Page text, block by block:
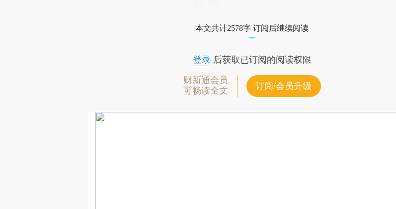
本文共计2578字 订阅后继续阅读
登录后获取已订阅的阅读权限
财新通会员
可畅读全文
订阅/会员升级